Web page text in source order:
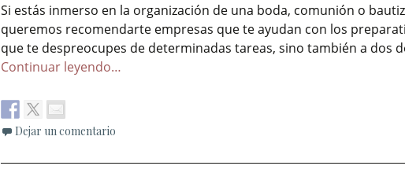
Si estás inmerso en la organización de una boda, comunión o
queremos recomendarte empresas que te ayudan con los
que te despreocupes de determinadas tareas, sino también a dos
Continuar leyendo…
Dejar un comentario